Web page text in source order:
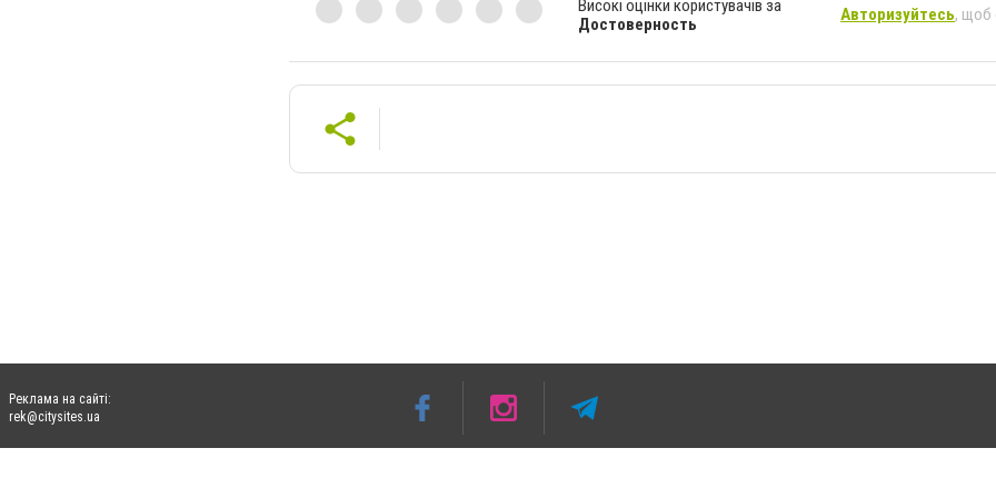
Високі оцінки користувачів за
Достоверность
Авторизуйтесь, щоб
Реклама на сайті:
rek@citysites.ua